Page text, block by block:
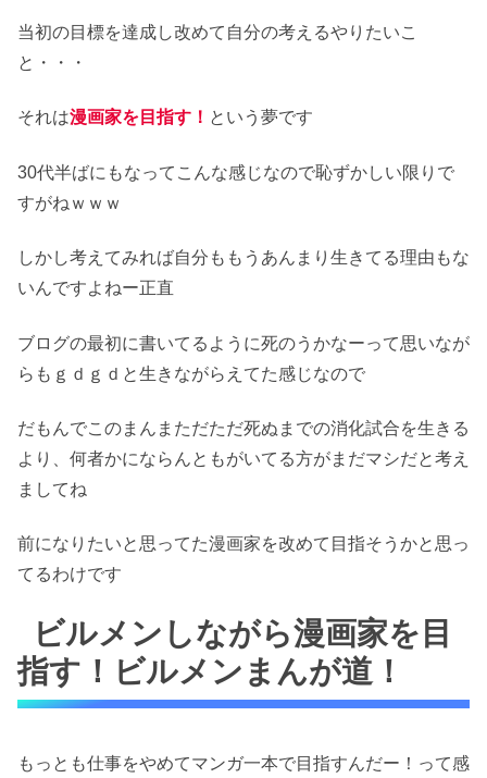
当初の目標を達成し改めて自分の考えるやりたいこ
と・・・
それは漫画家を目指す！ という夢です
30代半ばにもなってこんな感じなので恥ずかしい限りで
すがねｗｗｗ
しかし考えてみれば自分ももうあんまり生きてる理由もな
いんですよねー正直
ブログの最初に書いてるように死のうかなーって思いなが
らもｇｄｇｄと生きながらえてた感じなので
だもんでこのまんまただただ死ぬまでの消化試合を生きる
より、何者かにならんともがいてる方がまだマシだと考え
ましてね
前になりたいと思ってた漫画家を改めて目指そうかと思っ
てるわけです
ビルメンしながら漫画家を目
指す！ビルメンまんが道！
もっとも仕事をやめてマンガ一本で目指すんだー！って感